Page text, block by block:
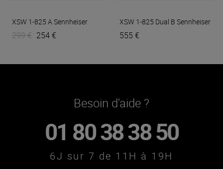
XSW 1-825 ASennheiser
299 € 254 €
XSW 1-825 Dual B Sennheiser
555 €
Besoin d'aide ?
01 80 38 38 50
6J sur 7 de 11H à 19H